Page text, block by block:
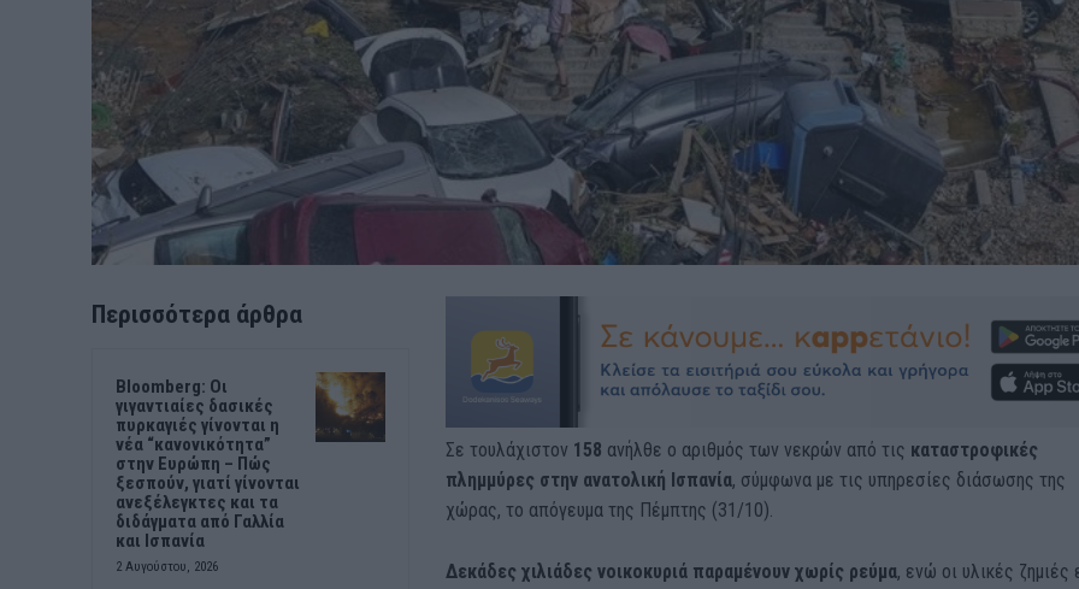
Περισσότερα άρθρα
Bloomberg: Οι
γιγαντιαίες δασικές
πυρκαγιές γίνονται η
νέα “κανονικότητα”
στην Ευρώπη – Πώς
ξεσπούν, γιατί γίνονται
ανεξέλεγκτες και τα
διδάγματα από Γαλλία
και Ισπανία
2 Αυγούστου, 2026
Σε τουλάχιστον 158 ανήλθε ο αριθμός των νεκρών από τις καταστροφικές
πλημμύρες στην ανατολική Ισπανία, σύμφωνα με τις υπηρεσίες διάσωσης της
χώρας, το απόγευμα της Πέμπτης (31/10).
Δεκάδες χιλιάδες νοικοκυριά παραμένουν χωρίς ρεύμα, ενώ οι υλικές ζημιές